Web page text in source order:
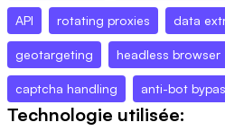
API rotating proxies data
geotargeting headless browser
captcha handling anti-bot
Technologie utilisée: